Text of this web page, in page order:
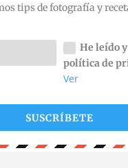
tips de fotografía y
He leído
política de
Ver
SUSCRÍBETE